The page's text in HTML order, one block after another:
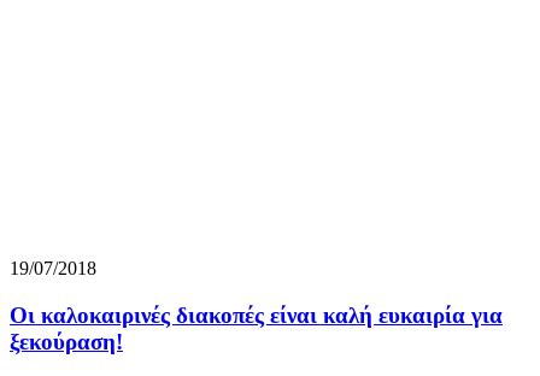
19/07/2018
Οι καλοκαιρινές διακοπές είναι καλή ευκαιρία για
ξεκούραση!